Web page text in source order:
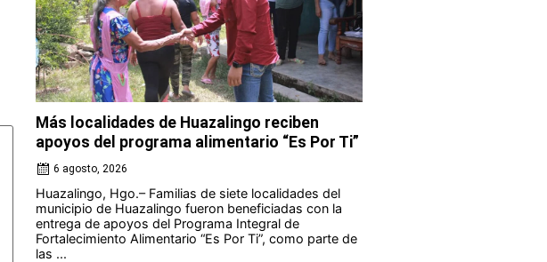
Más localidades de Huazalingo reciben
apoyos del programa alimentario “Es Por Ti”
6 agosto, 2026
Huazalingo, Hgo.– Familias de siete localidades del
municipio de Huazalingo fueron beneficiadas con la
entrega de apoyos del Programa Integral de
Fortalecimiento Alimentario “Es Por Ti”, como parte de
las ...